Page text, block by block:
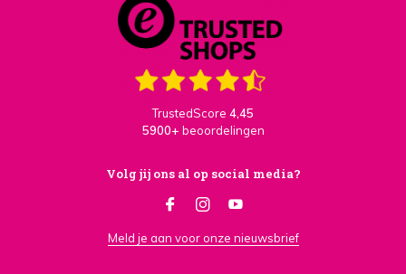
TrustedScore 4,45
5900+ beoordelingen
Volg jij ons al op social media?
Meld je aan voor onze nieuwsbrief